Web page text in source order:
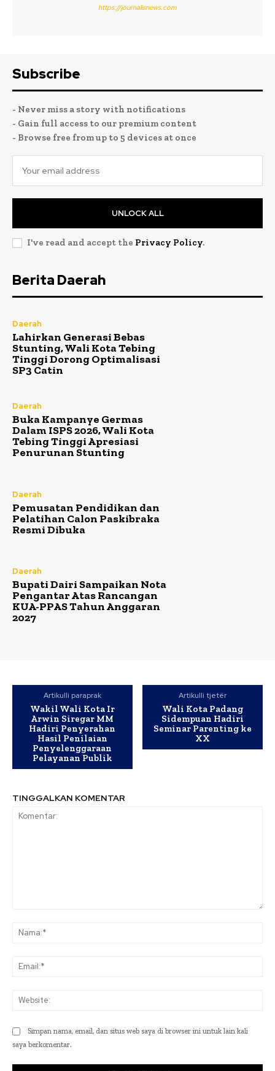
https://journalisnews.com
Subscribe
- Never miss a story with notifications
- Gain full access to our premium content
- Browse free from up to 5 devices at once
UNLOCK ALL
I've read and accept the Privacy Policy.
Berita Daerah
Daerah
Lahirkan Generasi Bebas
Stunting, Wali Kota Tebing
Tinggi Dorong Optimalisasi
SP3 Catin
Daerah
Buka Kampanye Germas
Dalam ISPS 2026, Wali Kota
Tebing Tinggi Apresiasi
Penurunan Stunting
Daerah
Pemusatan Pendidikan dan
Pelatihan Calon Paskibraka
Resmi Dibuka
Daerah
Bupati Dairi Sampaikan Nota
Pengantar Atas Rancangan
KUA-PPAS Tahun Anggaran
2027
Artikulli paraprak
Wakil Wali Kota Ir
Arwin Siregar MM
Hadiri Penyerahan
Hasil Penilaian
Penyelenggaraan
Pelayanan Publik
Artikulli tjetër
Wali Kota Padang
Sidempuan Hadiri
Seminar Parenting ke
XX
TINGGALKAN KOMENTAR
Simpan nama, email, dan situs web saya di browser ini untuk lain kali
saya berkomentar.